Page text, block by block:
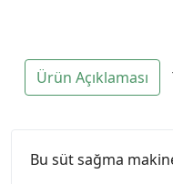
Ürün Açıklaması
Bu süt sağma